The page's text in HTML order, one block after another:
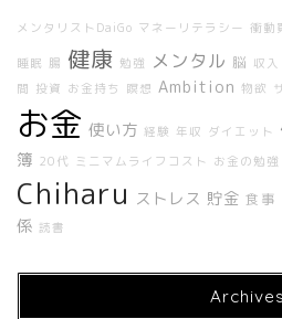
メンタリストDaiGo マネーリテラシー 衝動
睡眠 腸 健康 勉強 メンタル 脳 収入
間 投資 お金持ち 瞑想 Ambition 物欲
お金 使い方 経験 年収 ダイエット
簿 20代 ミニマムライフコスト お金の勉強
Chiharu ストレス 貯金 食事
係 読書
Archives
About